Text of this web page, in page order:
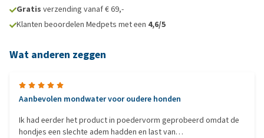
Gratis verzending vanaf € 69,-
Klanten beoordelen Medpets met een 4,6/5
Wat anderen zeggen
Aanbevolen mondwater voor oudere honden
Ik had eerder het product in poedervorm geprobeerd omdat de
hondjes een slechte adem hadden en last van